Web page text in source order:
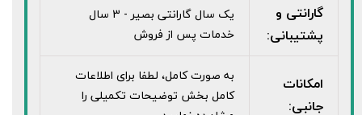
گارانتی و
پشتیبانی:
یک سال گارانتی بصیر - 3 سال
خدمات پس از فروش
امکانات
جانبی:
به صورت کامل، لطفا برای اطلاعات
کامل بخش توضیحات تکمیلی را